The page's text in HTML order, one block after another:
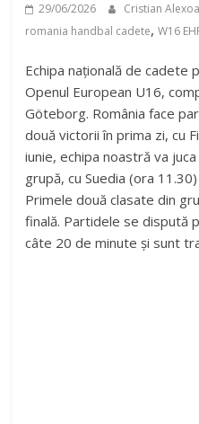
29/06/2026 Cristian
romania handbal cadete,W16
Echipa națională de cadete
Openul European U16,
Göteborg. România face
două victorii în prima zi, cu
iunie, echipa noastră va
grupă, cu Suedia (ora
Primele două clasate din
finală. Partidele se dispută
câte 20 de minute și sunt